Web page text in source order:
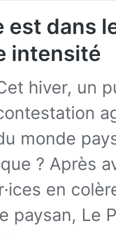
est dans
intensité
hiver, un
monde
? Après
en
paysan, Le